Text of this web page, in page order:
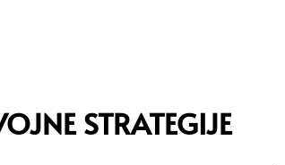
STRATEGIJE